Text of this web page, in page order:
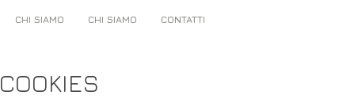
CHI SIAMO CHI SIAMO CONTATTI
COOKIES